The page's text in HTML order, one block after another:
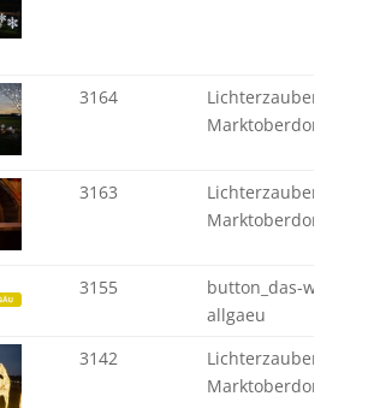
3164
Lichterzauber -
Marktoberdorf
3163
Lichterzauber -
Marktoberdorf
3155
button_das-
allgaeu
3142
Lichterzauber -
Marktoberdorf